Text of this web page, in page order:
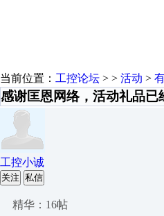
当前位置： 工控论坛 > > 活动 >
感谢匡恩网络，活动礼品已
工控小诚
关注 私信
精华：16帖